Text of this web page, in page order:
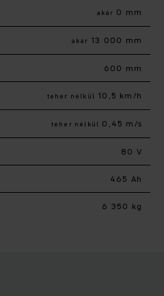
akár 0 mm
akár 13 000 mm
600 mm
teher nélkül 10,5 km/h
teher nélkül 0,45 m/s
80 V
465 Ah
6 350 kg